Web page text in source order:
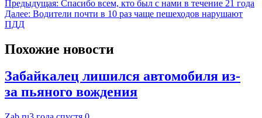
Предыдущая: Спасибо всем, кто был с нами в течение 21 года
Далее: Водители почти в 10 раз чаще пешеходов нарушают
ПДД
Похожие новости
Забайкалец лишился автомобиля из-
за пьяного вождения